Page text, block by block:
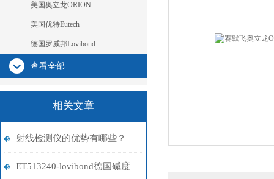
美国奥立龙ORION
美国优特Eutech
德国罗威邦Lovibond
查看全部
相关文章
射线检测仪的优势有哪些？
ET513240-lovibond德国碱度